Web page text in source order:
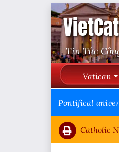
Tin Tức
Vatican
Pontifical
Catholic